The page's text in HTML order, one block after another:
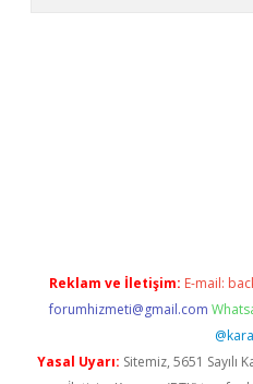
Reklam ve İletişim: E-mail:
forumhizmeti@gmail.com
Yasal Uyarı: Sitemiz, 5651 Sayılı